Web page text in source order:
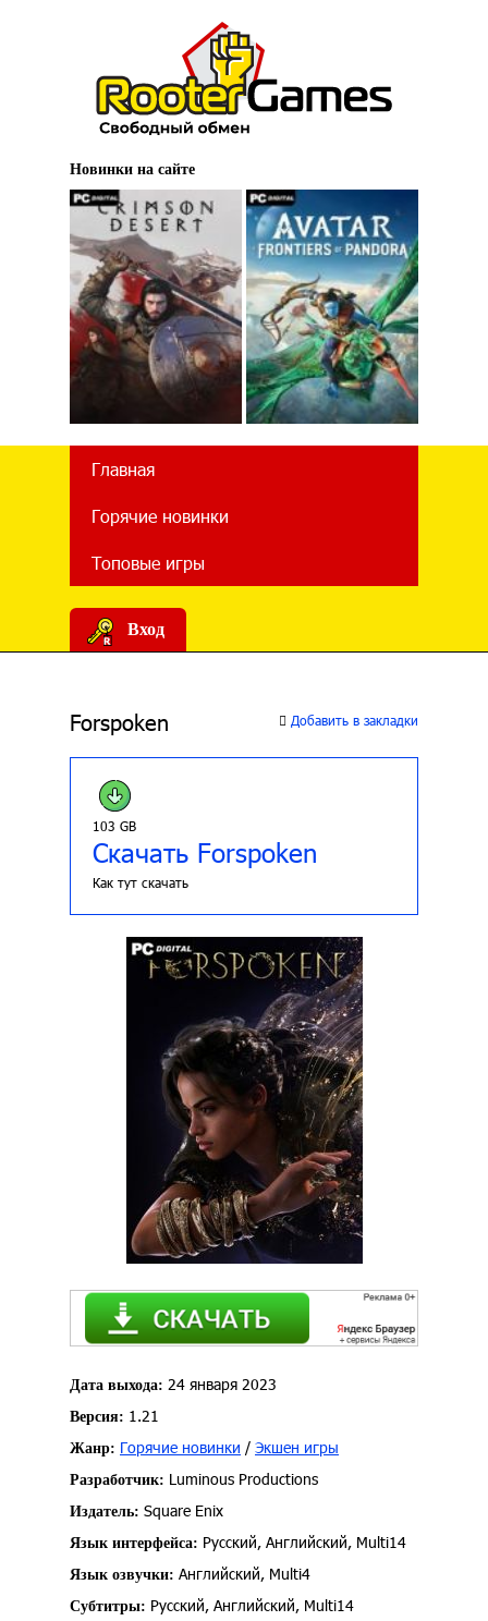
Новинки на сайте
Главная
Горячие новинки
Топовые игры
Вход
Forspoken Добавить в закладки
103 GB
Скачать Forspoken
Как тут скачать
Дата выхода: 24 января 2023
Версия: 1.21
Жанр: Горячие новинки / Экшен игры
Разработчик: Luminous Productions
Издатель: Square Enix
Язык интерфейса: Русский, Английский, Multi14
Язык озвучки: Английский, Multi4
Субтитры: Русский, Английский, Multi14